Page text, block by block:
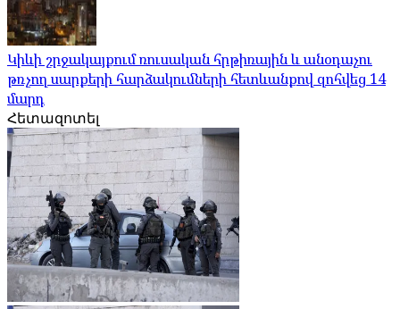
Կիևի շրջակայքում ռուսական հրթիռային և անօդաչու
թռչող սարքերի հարձակումների հետևանքով զոհվեց 14
մարդ
Հետազոտել